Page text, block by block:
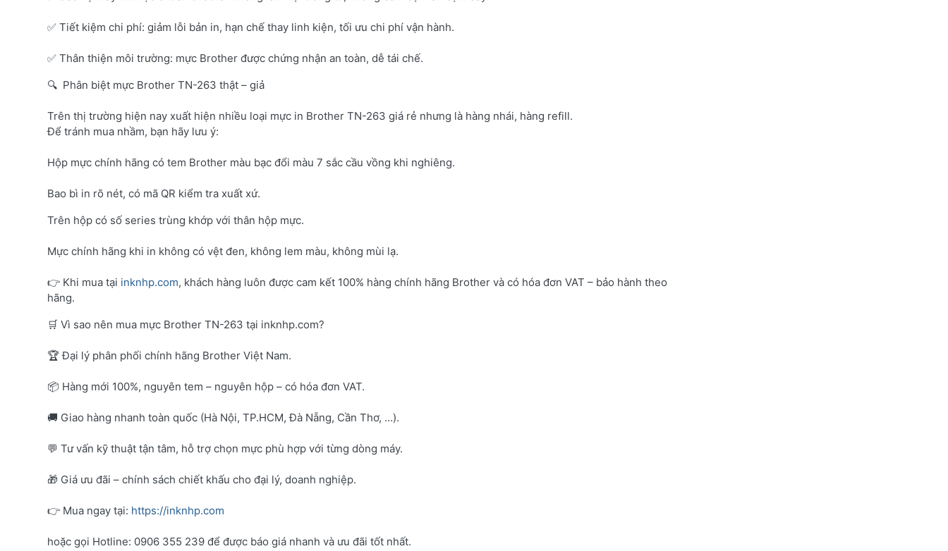
✅ Tiết kiệm chi phí: giảm lỗi bản in, hạn chế thay linh kiện, tối ưu chi phí vận hành.
✅ Thân thiện môi trường: mực Brother được chứng nhận an toàn, dễ tái chế.
🔍 Phân biệt mực Brother TN-263 thật – giả
Trên thị trường hiện nay xuất hiện nhiều loại mực in Brother TN-263 giá rẻ nhưng là hàng nhái, hàng refill.
Để tránh mua nhầm, bạn hãy lưu ý:
Hộp mực chính hãng có tem Brother màu bạc đổi màu 7 sắc cầu vồng khi nghiêng.
Bao bì in rõ nét, có mã QR kiểm tra xuất xứ.
Trên hộp có số series trùng khớp với thân hộp mực.
Mực chính hãng khi in không có vệt đen, không lem màu, không mùi lạ.
👉 Khi mua tại inknhp.com, khách hàng luôn được cam kết 100% hàng chính hãng Brother và có hóa đơn VAT – bảo hành theo
hãng.
🛒 Vì sao nên mua mực Brother TN-263 tại inknhp.com?
🏆 Đại lý phân phối chính hãng Brother Việt Nam.
📦 Hàng mới 100%, nguyên tem – nguyên hộp – có hóa đơn VAT.
🚚 Giao hàng nhanh toàn quốc (Hà Nội, TP.HCM, Đà Nẵng, Cần Thơ, …).
💬 Tư vấn kỹ thuật tận tâm, hỗ trợ chọn mực phù hợp với từng dòng máy.
🎁 Giá ưu đãi – chính sách chiết khấu cho đại lý, doanh nghiệp.
👉 Mua ngay tại: https://inknhp.com
hoặc gọi Hotline: 0906 355 239 để được báo giá nhanh và ưu đãi tốt nhất.